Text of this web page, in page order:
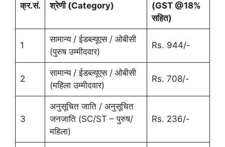
क्र.सं. श्रेणी (Category)
(GST @18%
सहित)
1
सामान्य / ईडब्ल्यूएस / ओबीसी
(पुरुष उम्मीदवार)
Rs. 944/-
2
सामान्य / ईडब्ल्यूएस / ओबीसी
(महिला उम्मीदवार)
Rs. 708/-
3
अनुसूचित जाति / अनुसूचित
जनजाति (SC/ST – पुरुष/
महिला)
Rs. 236/-